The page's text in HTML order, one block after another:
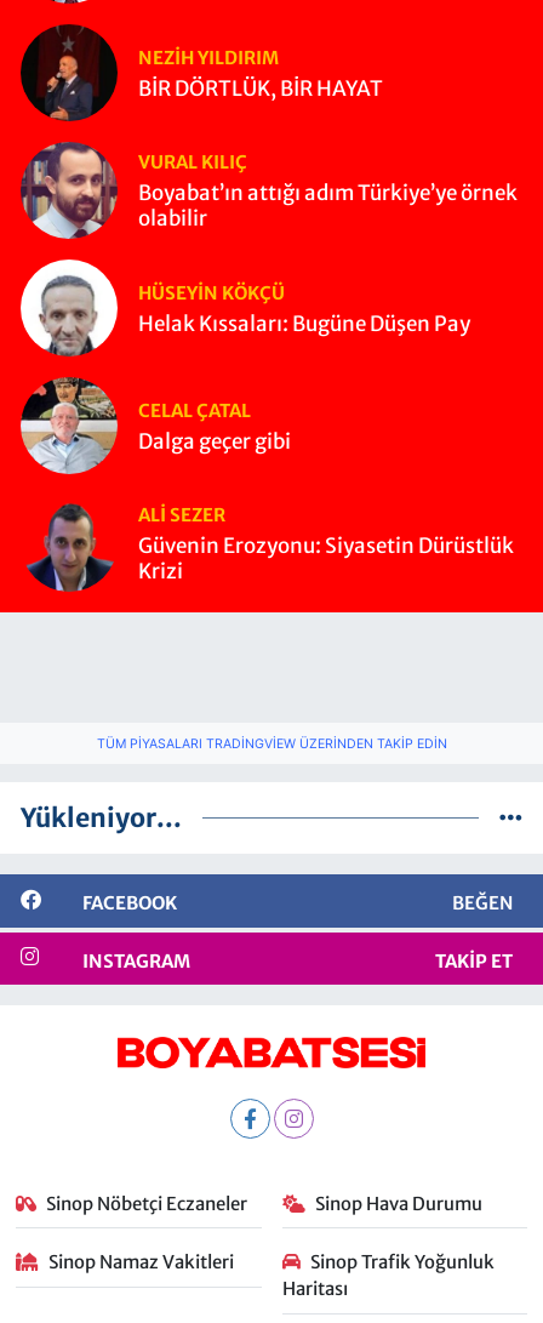
NEZIH YILDIRIM
BİR DÖRTLÜK, BİR HAYAT
VURAL KILIÇ
Boyabat’ın attığı adım Türkiye’ye örnek
olabilir
HÜSEYIN KÖKÇÜ
Helak Kıssaları: Bugüne Düşen Pay
CELAL ÇATAL
Dalga geçer gibi
ALI SEZER
Güvenin Erozyonu: Siyasetin Dürüstlük
Krizi
TÜM PIYASALARI TRADINGVIEW ÜZERINDEN TAKIP EDIN
Yükleniyor...
FACEBOOK BEĞEN
INSTAGRAM TAKIP ET
Sinop Nöbetçi Eczaneler Sinop Hava Durumu
Sinop Namaz Vakitleri
Sinop Trafik Yoğunluk
Haritası